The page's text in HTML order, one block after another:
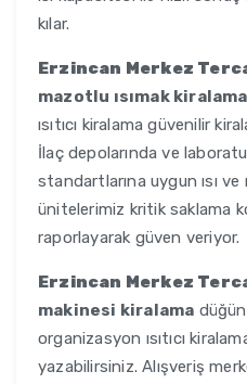
kılar.
Erzincan Merkez
mazotlu ısımak kiralama
ısıtıcı kiralama güvenilir
İlaç depolarında ve
standartlarına uygun ısı
ünitelerimiz kritik saklama
raporlayarak güven veriyor.
Erzincan Merkez
makinesi kiralama düğün
organizasyon ısıtıcı
yazabilirsiniz. Alışveriş